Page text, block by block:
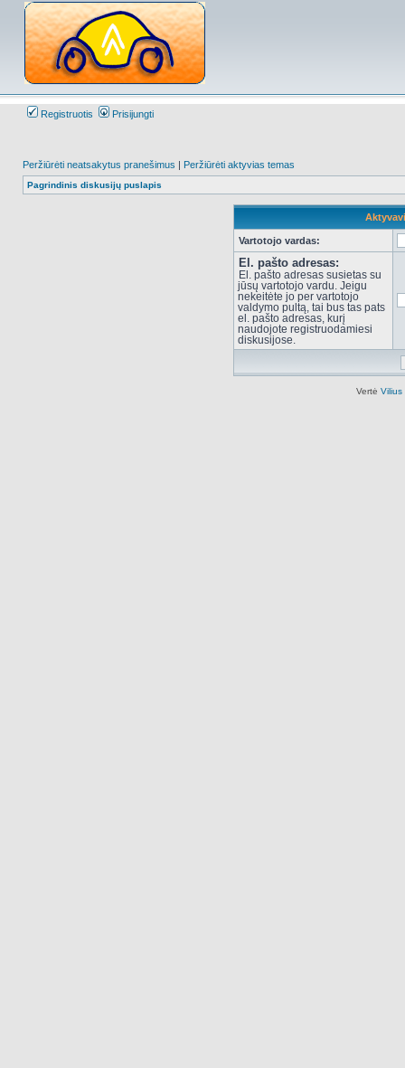
Registruotis Prisijungti
Peržiūrėti neatsakytus pranešimus | Peržiūrėti aktyvias temas
Pagrindinis diskusijų puslapis
Vartotojo vardas:
El. pašto adresas:
El. pašto adresas susietas su
jūsų vartotojo vardu. Jeigu
nekeitėte jo per vartotojo
valdymo pultą, tai bus tas pats
el. pašto adresas, kurį
naudojote registruodamiesi
diskusijose.
Vertė Vilius